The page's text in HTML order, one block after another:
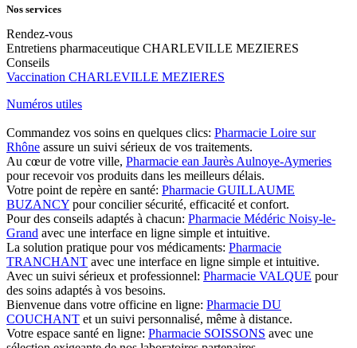
Nos services
Rendez-vous
Entretiens pharmaceutique CHARLEVILLE MEZIERES
Conseils
Vaccination CHARLEVILLE MEZIERES
Numéros utiles
Commandez vos soins en quelques clics: Pharmacie Loire sur
Rhône assure un suivi sérieux de vos traitements.
Au cœur de votre ville, Pharmacie ean Jaurès Aulnoye-Aymeries
pour recevoir vos produits dans les meilleurs délais.
Votre point de repère en santé: Pharmacie GUILLAUME
BUZANCY pour concilier sécurité, efficacité et confort.
Pour des conseils adaptés à chacun: Pharmacie Médéric Noisy-le-
Grand avec une interface en ligne simple et intuitive.
La solution pratique pour vos médicaments: Pharmacie
TRANCHANT avec une interface en ligne simple et intuitive.
Avec un suivi sérieux et professionnel: Pharmacie VALQUE pour
des soins adaptés à vos besoins.
Bienvenue dans votre officine en ligne: Pharmacie DU
COUCHANT et un suivi personnalisé, même à distance.
Votre espace santé en ligne: Pharmacie SOISSONS avec une